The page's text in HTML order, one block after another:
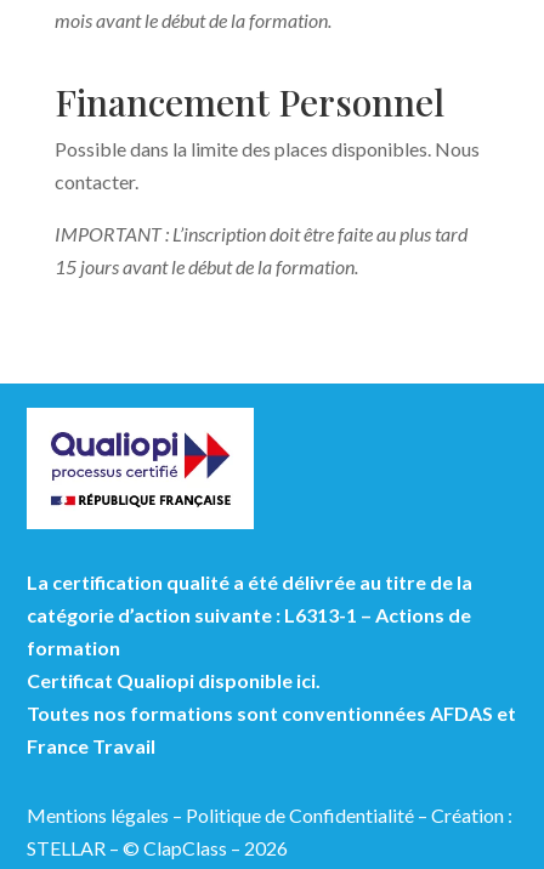
mois avant le début de la formation.
Financement Personnel
Possible dans la limite des places disponibles. Nous
contacter.
IMPORTANT : L’inscription doit être faite au plus tard
15 jours avant le début de la formation.
La certification qualité a été délivrée au titre de la
catégorie d’action suivante : L6313-1 – Actions de
formation
Certificat Qualiopi disponible ici.
Toutes nos formations sont conventionnées AFDAS et
France Travail
Mentions légales – Politique de Confidentialité –Création :
STELLAR – © ClapClass – 2026